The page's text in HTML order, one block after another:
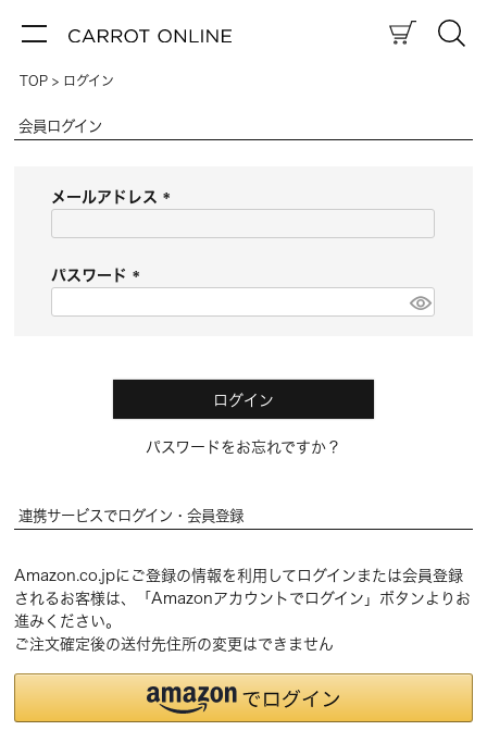
TOP ログイン
会員ログイン
メールアドレス
パスワード
ログイン
パスワードをお忘れですか？
連携サービスでログイン・会員登録
Amazon.co.jpにご登録の情報を利用してログインまたは会員登録
されるお客様は、「Amazonアカウントでログイン」ボタンよりお
進みください。
ご注文確定後の送付先住所の変更はできません